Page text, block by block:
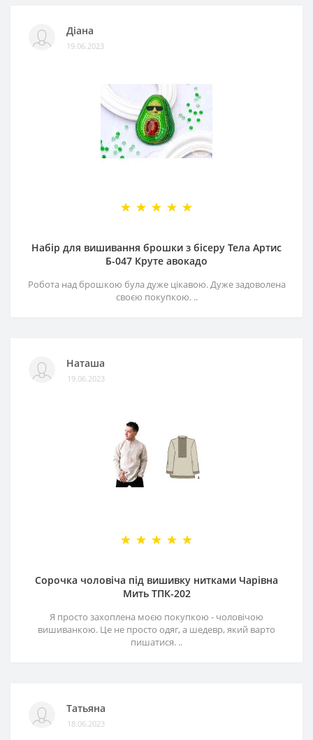
Діана
19.06.2023
Набір для вишивання брошки з бісеру Тела Артис
Б-047 Круте авокадо
Робота над брошкою була дуже цікавою. Дуже задоволена
своєю покупкою. ..
Наташа
19.06.2023
Сорочка чоловіча під вишивку нитками Чарівна
Мить ТПК-202
Я просто захоплена моєю покупкою - чоловічою
вишиванкою. Це не просто одяг, а шедевр, який варто
пишатися. ..
Татьяна
18.06.2023